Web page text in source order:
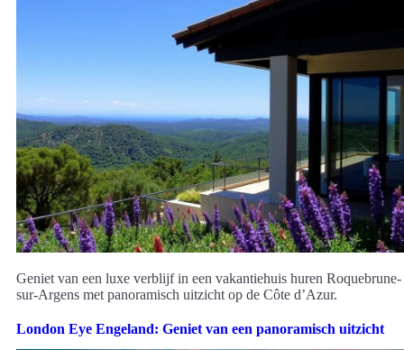
Geniet van een luxe verblijf in een vakantiehuis huren Roquebrune-
sur-Argens met panoramisch uitzicht op de Côte d’Azur.
London Eye Engeland: Geniet van een panoramisch uitzicht